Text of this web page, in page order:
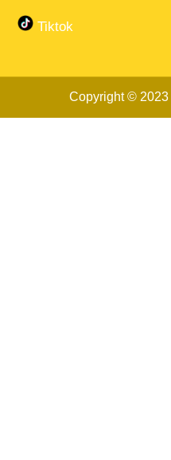
Tiktok
Copyright © 2023